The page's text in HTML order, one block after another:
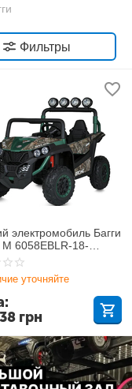
Фильтры
электромобиль Багги
M 6058EBLR-18-
уточняйте
грн